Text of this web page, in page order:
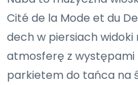
Cité de la Mode et du
dech w piersiach
atmosferę z
parkietem do tańca na